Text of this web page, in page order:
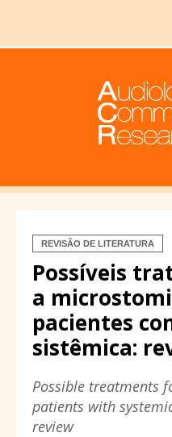
REVISÃO DE LITERATURA
Possíveis
a
pacientes
sistêmica:
Possible treatments
patients with
review